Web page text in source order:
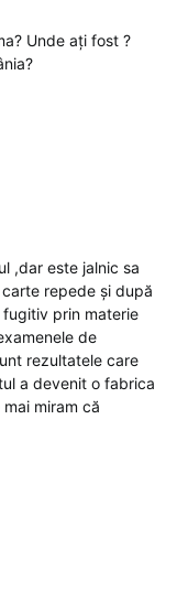
Unde ați fost ?
,dar este jalnic sa
repede și după
prin materie
de
rezultatele care
a devenit o fabrica
miram că